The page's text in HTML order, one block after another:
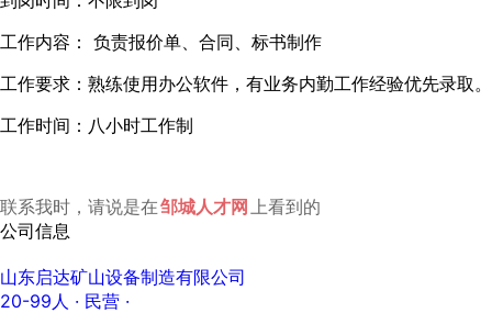
工作内容： 负责报价单、合同、标书制作
工作要求：熟练使用办公软件，有业务内勤工作经验优先录取。
工作时间：八小时工作制
联系我时，请说是在邹城人才网 上看到的
公司信息
山东启达矿山设备制造有限公司
20-99人 · 民营 ·